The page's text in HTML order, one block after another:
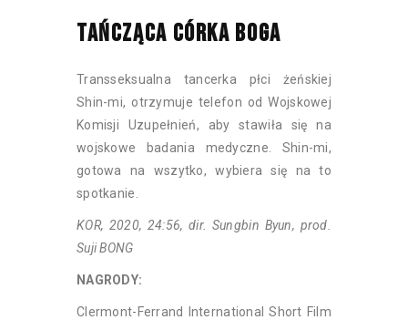
TAŃCZĄCA CÓRKA BOGA
Transseksualna tancerka płci żeńskiej
Shin-mi, otrzymuje telefon od Wojskowej
Komisji Uzupełnień, aby stawiła się na
wojskowe badania medyczne. Shin-mi,
gotowa na wszytko, wybiera się na to
spotkanie.
KOR, 2020, 24:56, dir. Sungbin Byun, prod.
Suji BONG
NAGRODY:
Clermont-Ferrand International Short Film